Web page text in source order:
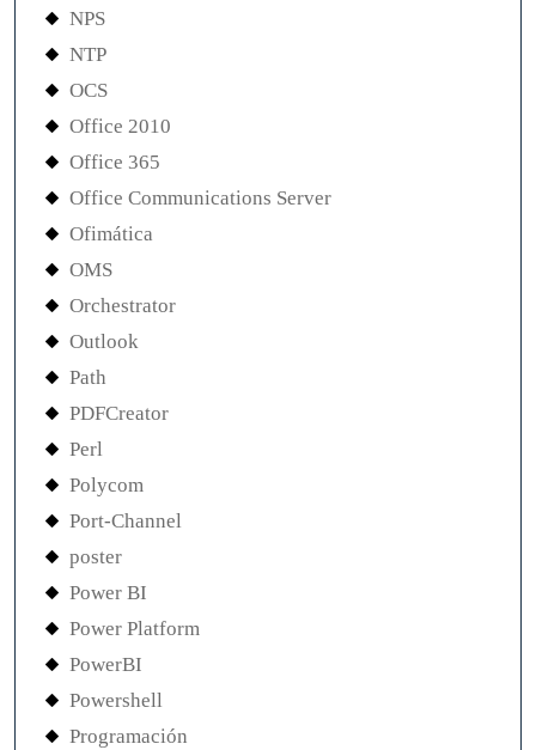
NPS
NTP
OCS
Office 2010
Office 365
Office Communications Server
Ofimática
OMS
Orchestrator
Outlook
Path
PDFCreator
Perl
Polycom
Port-Channel
poster
Power BI
Power Platform
PowerBI
Powershell
Programación